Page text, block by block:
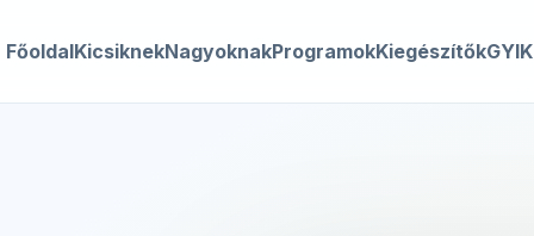
FőoldalKicsiknekNagyoknakProgramokKiegészítőkGYIK